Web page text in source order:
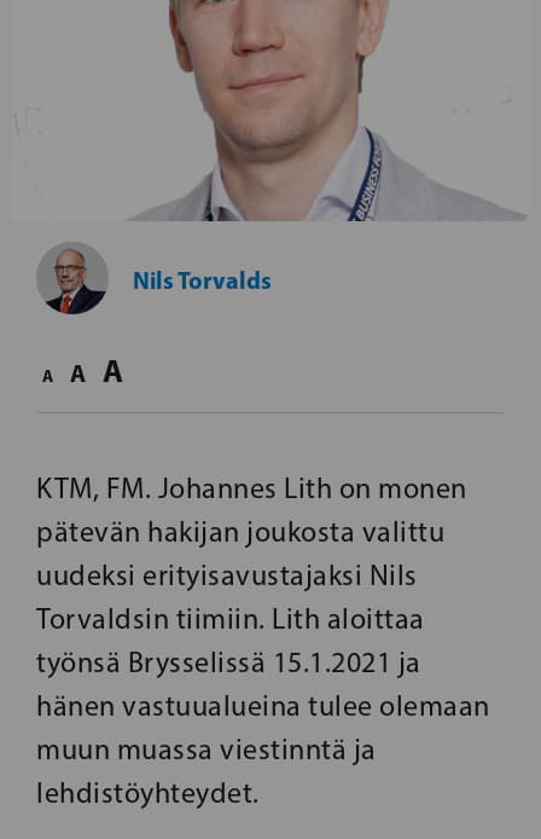
Nils Torvalds
A A A
KTM, FM. Johannes Lith on monen
pätevän hakijan joukosta valittu
uudeksi erityisavustajaksi Nils
Torvaldsin tiimiin. Lith aloittaa
työnsä Brysselissä 15.1.2021 ja
hänen vastuualueina tulee olemaan
muun muassa viestinntä ja
lehdistöyhteydet.